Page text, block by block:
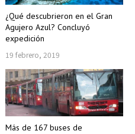
¿Qué descubrieron en el Gran
Agujero Azul? Concluyó
expedición
19 febrero, 2019
Más de 167 buses de